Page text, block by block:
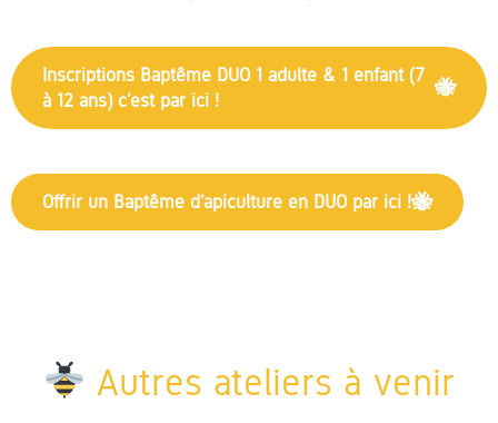
Inscriptions Baptême DUO 1 adulte & 1 enfant (7
à 12 ans) c’est par ici !
Offrir un Baptême d’apiculture en DUO par ici !
Autres ateliers à venir